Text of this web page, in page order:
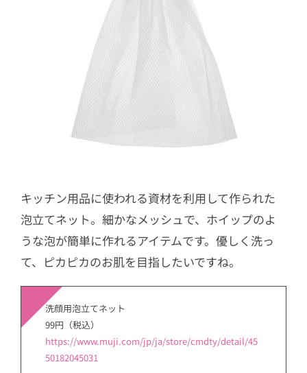
キッチン用品に使われる資材を利用して作られた
泡立てネット。細かなメッシュで、ホイップのよ
うな泡が簡単に作れるアイテムです。優しく洗っ
て、ピカピカのお肌を目指したいですね。
洗顔用泡立てネット
99円（税込）
https://www.muji.com/jp/ja/store/cmdty/detail/45
50182045031